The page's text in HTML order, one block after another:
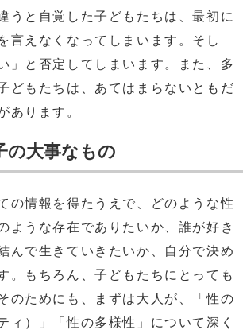
うと自覚した子どもたちは、最初に
言えなくなってしまいます。そし
」と否定してしまいます。また、多
どもたちは、あてはまらないともだ
あります。
の大事なもの
の情報を得たうえで、どのような性
ような存在でありたいか、誰が好き
んで生きていきたいか、自分で決め
。もちろん、子どもたちにとっても
のためにも、まずは大人が、「性の
ィ）」「性の多様性」について深く